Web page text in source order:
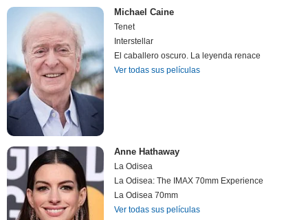
Michael Caine
Tenet
Interstellar
El caballero oscuro. La leyenda renace
Ver todas sus películas
Anne Hathaway
La Odisea
La Odisea: The IMAX 70mm Experience
La Odisea 70mm
Ver todas sus películas